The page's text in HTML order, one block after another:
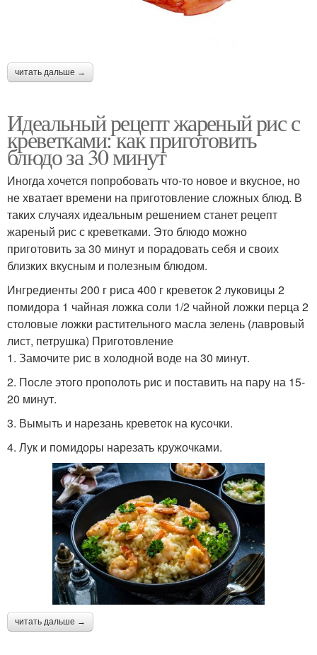
читать дальше →
Идеальный рецепт жареный рис с
креветками: как приготовить
блюдо за 30 минут
Иногда хочется попробовать что-то новое и вкусное, но
не хватает времени на приготовление сложных блюд. В
таких случаях идеальным решением станет рецепт
жареный рис с креветками. Это блюдо можно
приготовить за 30 минут и порадовать себя и своих
близких вкусным и полезным блюдом.
Ингредиенты 200 г риса 400 г креветок 2 луковицы 2
помидора 1 чайная ложка соли 1/2 чайной ложки перца 2
столовые ложки растительного масла зелень (лавровый
лист, петрушка) Приготовление
1. Замочите рис в холодной воде на 30 минут.
2. После этого прополоть рис и поставить на пару на 15-
20 минут.
3. Вымыть и нарезань креветок на кусочки.
4. Лук и помидоры нарезать кружочками.
читать дальше →